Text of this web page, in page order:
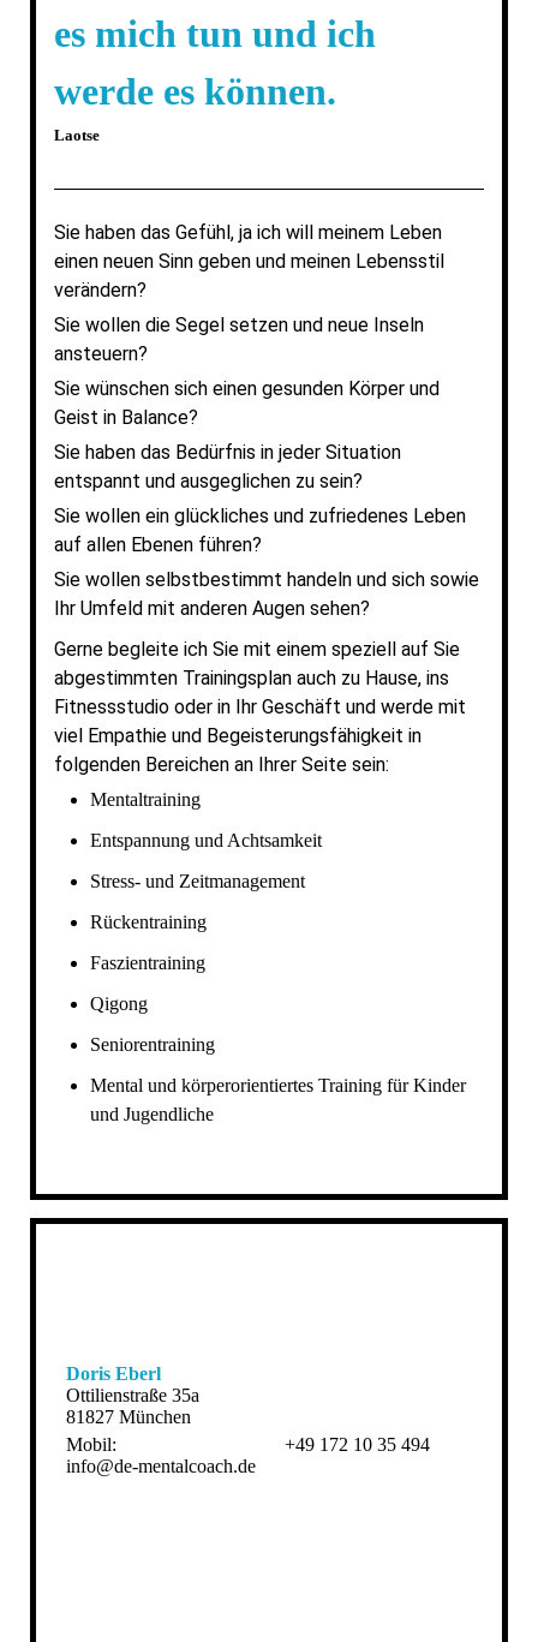
es mich tun und ich
werde es können.
Laotse
Sie haben das Gefühl, ja ich will meinem Leben
einen neuen Sinn geben und meinen Lebensstil
verändern?
Sie wollen die Segel setzen und neue Inseln
ansteuern?
Sie wünschen sich einen gesunden Körper und
Geist in Balance?
Sie haben das Bedürfnis in jeder Situation
entspannt und ausgeglichen zu sein?
Sie wollen ein glückliches und zufriedenes Leben
auf allen Ebenen führen?
Sie wollen selbstbestimmt handeln und sich sowie
Ihr Umfeld mit anderen Augen sehen?
Gerne begleite ich Sie mit einem speziell auf Sie
abgestimmten Trainingsplan auch zu Hause, ins
Fitnessstudio oder in Ihr Geschäft und werde mit
viel Empathie und Begeisterungsfähigkeit in
folgenden Bereichen an Ihrer Seite sein:
Mentaltraining
Entspannung und Achtsamkeit
Stress- und Zeitmanagement
Rückentraining
Faszientraining
Qigong
Seniorentraining
Mental und körperorientiertes Training für Kinder
und Jugendliche
Doris Eberl
Ottilienstraße 35a
81827 München
Mobil: +49 172 10 35 494
info@de-mentalcoach.de